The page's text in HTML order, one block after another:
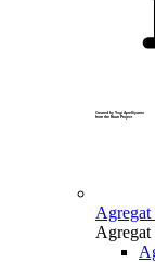
Created by Yogi Aprelliyanto
from the Noun Project
Agregat
Agregat